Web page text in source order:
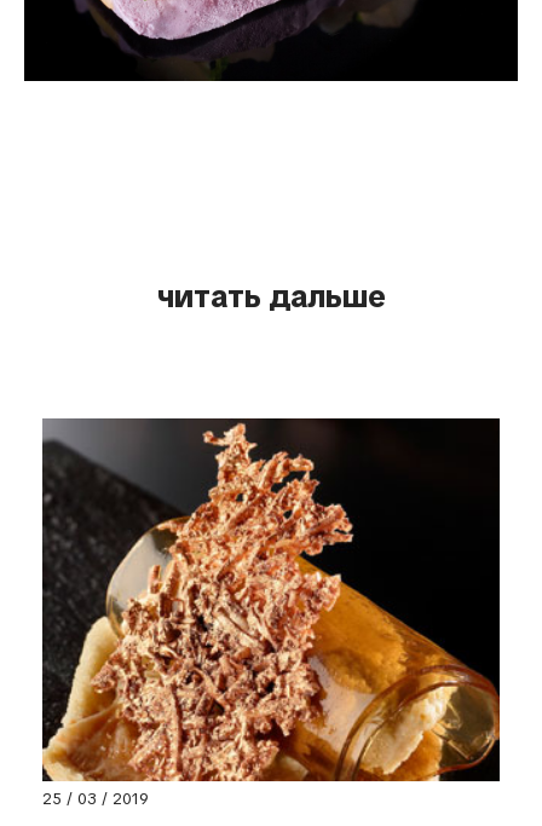
читать дальше
25 / 03 / 2019